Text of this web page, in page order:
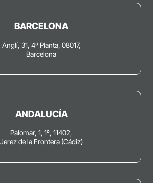
BARCELONA
Anglí, 31, 4ª Planta, 08017,
Barcelona
ANDALUCÍA
Palomar, 1, 1º, 11402,
Jerez de la Frontera (Cádiz)